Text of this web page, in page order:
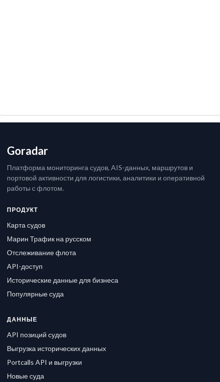
Goradar
Платформа мониторинга судов, AIS-данных, маршрутов и
портовой активности для логистики, аналитики и оперативной
работы с флотом.
ПРОДУКТ
Карта судов
Марин Трафик на русском
Отслеживание флота
API-доступ
Исторические данные для бизнеса
Популярные суда
ДАННЫЕ
API позиций судов
Выгрузка исторических данных
Portcalls API и выгрузки
Новые суда